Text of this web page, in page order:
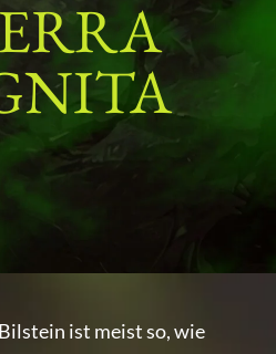
ist meist so, wie